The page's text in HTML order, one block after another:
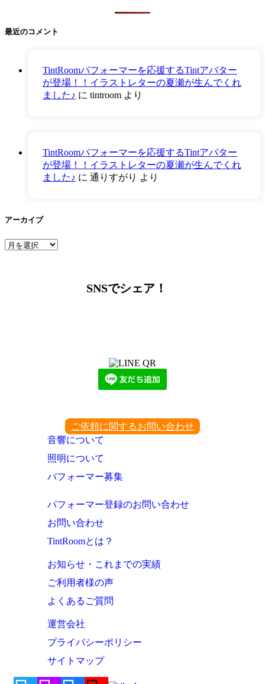
最近のコメント
TintRoomパフォーマーを応援するTintアバター
が登場！！イラストレターの夏瀬が生んでくれ
ました♪ に tintroom より
TintRoomパフォーマーを応援するTintアバター
が登場！！イラストレターの夏瀬が生んでくれ
ました♪ に 通りすがり より
アーカイブ
ア
SNSでシェア！
ご依頼に関するお問い合わせ
音響について
照明について
パフォーマー募集
パフォーマー登録のお問い合わせ
お問い合わせ
TintRoomとは？
お知らせ・これまでの実績
ご利用者様の声
よくあるご質問
運営会社
プライバシーポリシー
サイトマップ